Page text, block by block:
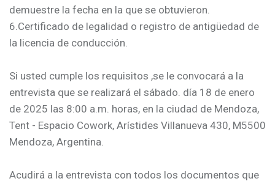
demuestre la fecha en la que se obtuvieron.
6.Certificado de legalidad o registro de antigüedad de
la licencia de conducción.
Si usted cumple los requisitos ,se le convocará a la
entrevista que se realizará el sábado. día 18 de enero
de 2025 las 8:00 a.m. horas, en la ciudad de Mendoza,
Tent - Espacio Cowork, Arístides Villanueva 430, M5500
Mendoza, Argentina.
Acudirá a la entrevista con todos los documentos que